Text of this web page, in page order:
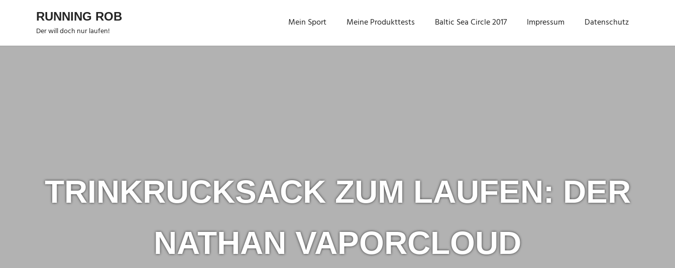
RUNNING ROB
Der will doch nur laufen!
Mein Sport Meine Produkttests Baltic Sea Circle 2017 Impressum Datenschutz
TRINKRUCKSACK ZUM LAUFEN: DER
NATHAN VAPORCLOUD